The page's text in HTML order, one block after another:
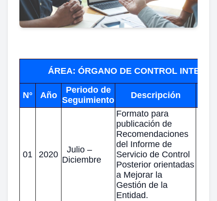
ÁREA: ÓRGANO DE CONTROL
N° Año
Periodo de
Seguimiento
Descripción
01 2020
Julio –
Diciembre
Formato para
publicación de
Recomendaciones
del Informe de
Servicio de Control
Posterior orientadas
a Mejorar la
Gestión de la
Entidad.